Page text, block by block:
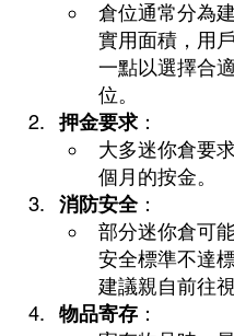
倉位通常分為
實用面積，用
一點以選擇合
位。
押金要求 ：
大多迷你倉要
個月的按金。
消防安全：
部分迷你倉可
安全標準不達
建議親自前往視
物品寄存 ：